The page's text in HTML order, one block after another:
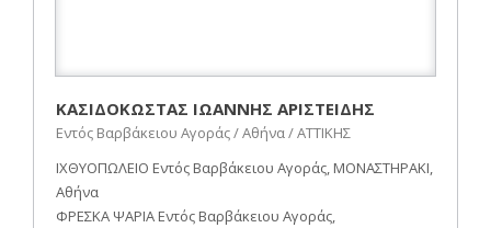
ΚΑΣΙΔΟΚΩΣΤΑΣ ΙΩΑΝΝΗΣ ΑΡΙΣΤΕΙΔΗΣ
Εντός Βαρβάκειου Αγοράς / Αθήνα / ΑΤΤΙΚΗΣ
ΙΧΘΥΟΠΩΛΕΙΟ Εντός Βαρβάκειου Αγοράς, ΜΟΝΑΣΤΗΡΑΚΙ,
Αθήνα
ΦΡΕΣΚΑ ΨΑΡΙΑ Εντός Βαρβάκειου Αγοράς,